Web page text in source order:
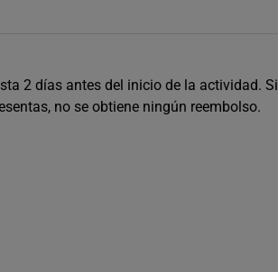
2 días antes del inicio de la actividad. Si
no se obtiene ningún reembolso.